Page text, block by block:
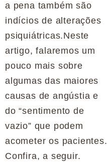
a pena também são
indícios de alterações
psiquiátricas.Neste
artigo, falaremos um
pouco mais sobre
algumas das maiores
causas de angústia e
do “sentimento de
vazio” que podem
acometer os pacientes.
Confira, a seguir.